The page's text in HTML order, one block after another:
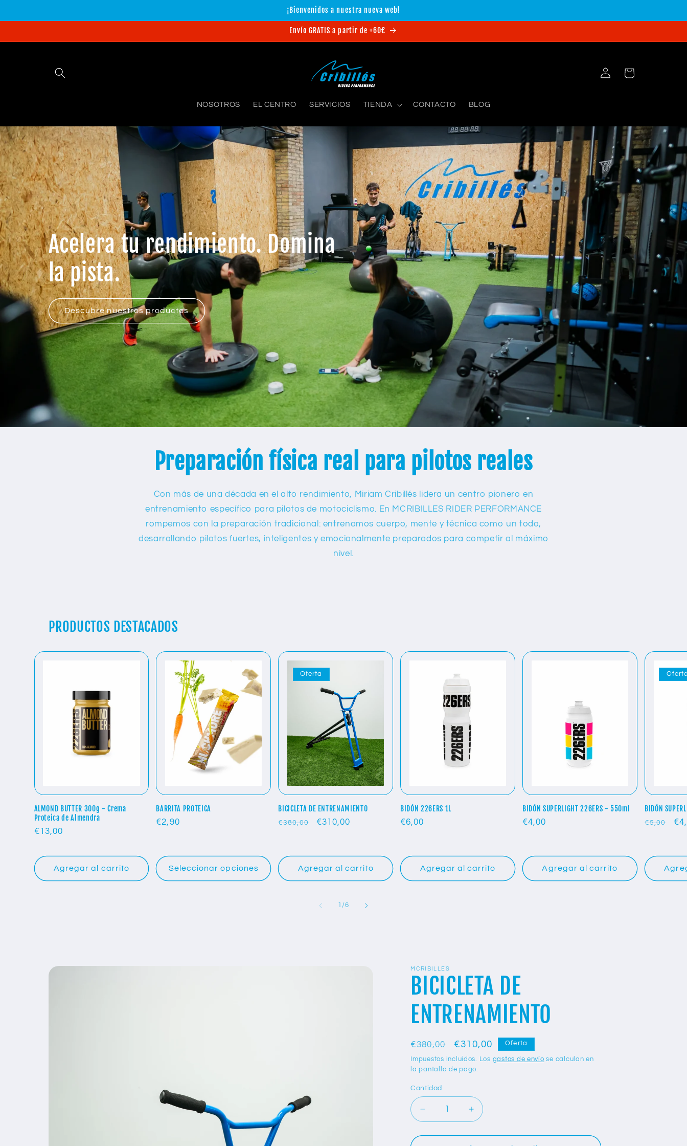
al contenido
¡Bienvenidos a nuestra nueva web!
Envío GRATIS a partir de +60€
NOSOTROS EL CENTRO SERVICIOS TIENDA CONTACTO BLOG
Iniciar
sesión
Carrito
Acelera tu rendimiento. Domina
la pista.
Descubre nuestros productos
Preparación física real para pilotos reales
Con más de una década en el alto rendimiento, Miriam Cribillés lidera un centro pionero en
entrenamiento específico para pilotos de motociclismo. En MCRIBILLES RIDER PERFORMANCE
rompemos con la preparación tradicional: entrenamos cuerpo, mente y técnica como un todo,
desarrollando pilotos fuertes, inteligentes y emocionalmente preparados para competir al máximo
nivel.
PRODUCTOS DESTACADOS
ALMOND BUTTER 300g - Crema
Proteica de Almendra
Precio
€13,00
Agregar al carrito
BARRITA PROTEICA
Precio
€2,90
Seleccionar opciones
Oferta
BICICLETA DE ENTRENAMIENTO
Precio
€380,00
Precio
€310,00
Agregar al carrito
BIDÓN 226ERS 1L
Precio
€6,00
Agregar al carrito
BIDÓN SUPERLIGHT 226ERS - 550ml
Precio
€4,00
Agregar al carrito
BIDÓN
Precio
€5,00
/de
6
directamente
MCRIBILLES
BICICLETA DE
ENTRENAMIENTO
Precio
habitual
€380,00
Precio
de
oferta
€310,00 Oferta
Impuestos incluidos. Los gastos de envío se calculan en
la pantalla de pago.
Cantidad
Reducir
cantidad
para
Aumentar
cantidad
para